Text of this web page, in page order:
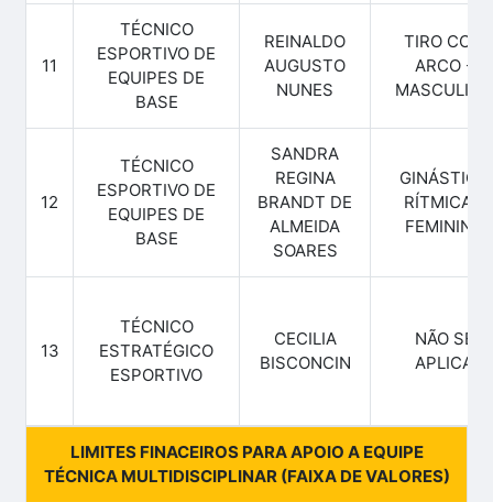
11
TÉCNICO
ESPORTIVO DE
EQUIPES DE
BASE
REINALDO
AUGUSTO
NUNES
TIRO COM
ARCO -
MASCULINO
12
TÉCNICO
ESPORTIVO DE
EQUIPES DE
BASE
SANDRA
REGINA
BRANDT DE
ALMEIDA
SOARES
GINÁSTICA
RÍTMICA -
FEMININO
13
TÉCNICO
ESTRATÉGICO
ESPORTIVO
CECILIA
BISCONCIN
NÃO SE
APLICA
LIMITES FINACEIROS PARA APOIO A EQUIPE
TÉCNICA MULTIDISCIPLINAR (FAIXA DE VALORES)